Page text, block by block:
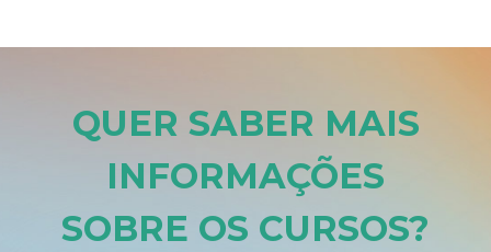
QUER SABER MAIS
INFORMAÇÕES
SOBRE OS CURSOS?